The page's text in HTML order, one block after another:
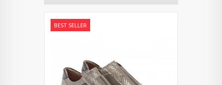
BEST SELLER